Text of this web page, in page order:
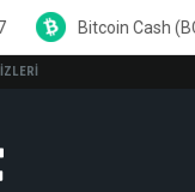
(BCH) $215.81